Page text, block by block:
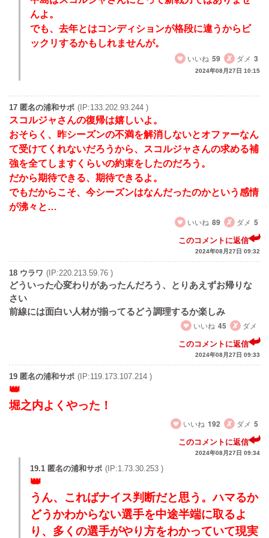
んよ。
でも、去年とはコンディションが格段に違うからビ
ックリするかもしれませんが。
いいね 59 ダメ 3
2024年08月27日 10:15
17 匿名の浦和サポ (IP:133.202.93.244 )
スコルジャさんの復帰は嬉しいよ。
おそらく、昨シーズンの不満を解消しないとオファーなん
て受けてくれないだろうから、スコルジャさんの求める補
強を全てしますくらいの約束をしたのだろう。
だから期待できる、期待できるよ。
でもだからこそ、今シーズンはなんだったのかという感情
が沸々と…
いいね 89 ダメ 5
このコメントに返信
2024年08月27日 09:32
18 ウラワ (IP:220.213.59.76 )
どういった心変わりがあったんだろう、とりあえずお帰りな
さい
前線には面白い人材が揃ってるどう調理するか楽しみ
いいね 45 ダメ
このコメントに返信
2024年08月27日 09:33
19 匿名の浦和サポ (IP:119.173.107.214 )
堀之内よくやった！
いいね 192 ダメ 5
このコメントに返信
2024年08月27日 09:34
19.1 匿名の浦和サポ (IP:1.73.30.253 )
うん、こればナイス判断だと思う。ハマるか
どうかわからない選手を中途半端に取るよ
り、多くの選手がやり方をわかっていて現実